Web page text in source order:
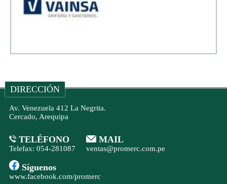
DIRECCIÓN
Av. Venezuela 412 La Negrita.
Cercado, Arequipa
TELÉFONO
Telefax: 054-281087
MAIL
ventas@promerc.com.pe
Síguenos
www.facebook.com/promerc